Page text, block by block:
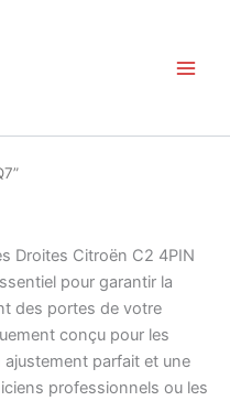
Droites Citroën C2 4PIN
pour garantir la
des portes de votre
conçu pour les
parfait et une
professionnels ou les